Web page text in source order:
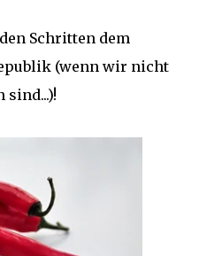
Schritten dem
(wenn wir nicht